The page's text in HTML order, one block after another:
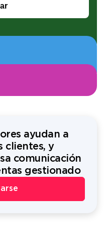
ayudan a
clientes, y
comunicación
gestionado